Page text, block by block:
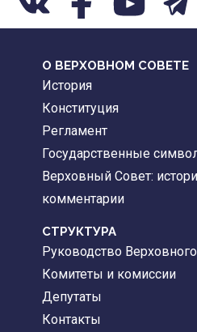
О ВЕРХОВНОМ СОВЕТЕ
История
Конституция
Регламент
Государственные
Верховный Совет:
комментарии
CТРУКТУРА
Руководство
Комитеты и комиссии
Депутаты
Контакты